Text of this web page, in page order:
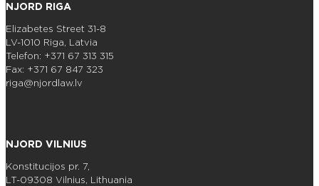
NJORD RIGA
Elizabetes Street 31-8
LV-1010 Riga, Latvia
Telefon: +371 67 313 315
Fax: +371 67 847 323
riga@njordlaw.lv
NJORD VILNIUS
Konstitucijos pr. 7,
LT-09308 Vilnius, Lithuania